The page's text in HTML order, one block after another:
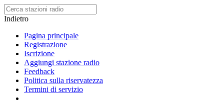
Indietro
Pagina principale
Registrazione
Iscrizione
Aggiungi stazione radio
Feedback
Politica sulla riservatezza
Termini di servizio